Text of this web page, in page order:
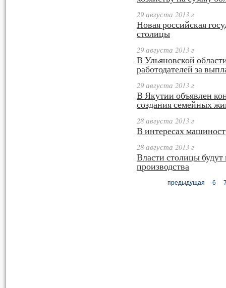
29 августа 2013 г
Новая российская
столицы
29 августа 2013 г
В Ульяновской
работодателей за
29 августа 2013 г
В Якутии объявлен
создания семейных
28 августа 2013 г
В интересах
28 августа 2013 г
Власти столицы
производства
предыдущая 6